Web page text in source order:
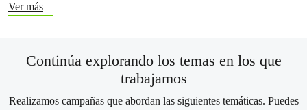
Ver más
Continúa explorando los temas en los que
trabajamos
Realizamos campañas que abordan las siguientes temáticas. Puedes